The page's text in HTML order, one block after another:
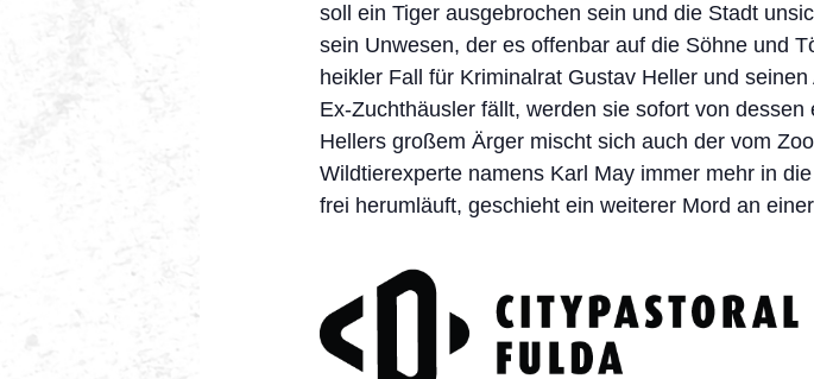
soll ein Tiger ausgebrochen sein und die Stadt
sein Unwesen, der es offenbar auf die Söhne und
heikler Fall für Kriminalrat Gustav Heller und
Ex-Zuchthäusler fällt, werden sie sofort von
Hellers großem Ärger mischt sich auch der vom
Wildtierexperte namens Karl May immer mehr in
frei herumläuft, geschieht ein weiterer Mord an